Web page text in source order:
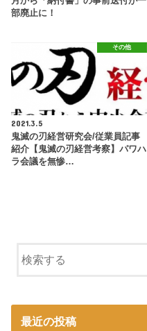
部廃止に！
その他
2021.3.5
鬼滅の刃経営研究会/従業員記事
紹介【鬼滅の刃経営考察】パワハ
ラ会議を無惨…
最近の投稿